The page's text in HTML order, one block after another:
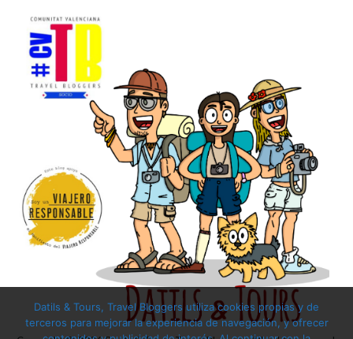
Datils & Tours, Travel Bloggers utiliza cookies propias y de
terceros para mejorar la experiencia de navegación, y ofrecer